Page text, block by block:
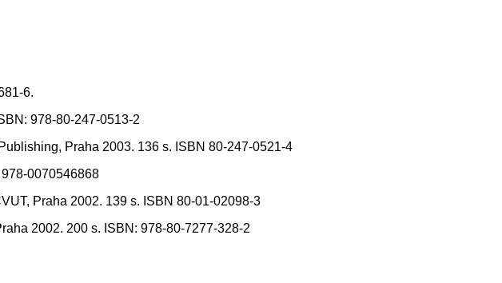
6.
978-80-247-0513-2
Praha 2003. 136 s. ISBN 80-247-0521-4
0070546868
Praha 2002. 139 s. ISBN 80-01-02098-3
2002. 200 s. ISBN: 978-80-7277-328-2